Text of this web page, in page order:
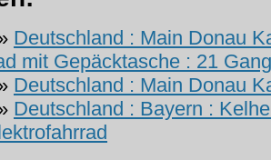
Deutschland : Main Donau
mit Gepäcktasche : 21
Deutschland : Main Donau
Deutschland : Bayern :